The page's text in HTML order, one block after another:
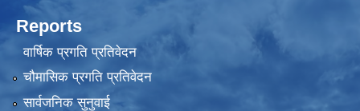
Reports
वार्षिक प्रगति प्रतिवेदन
चौमासिक प्रगति प्रतिवेदन
सार्वजनिक सुनुवाई